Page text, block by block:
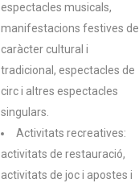
espectacles musicals,
manifestacions festives de
caràcter cultural i
tradicional, espectacles de
circ i altres espectacles
singulars.
Activitats recreatives:
activitats de restauració,
activitats de joc i apostes i